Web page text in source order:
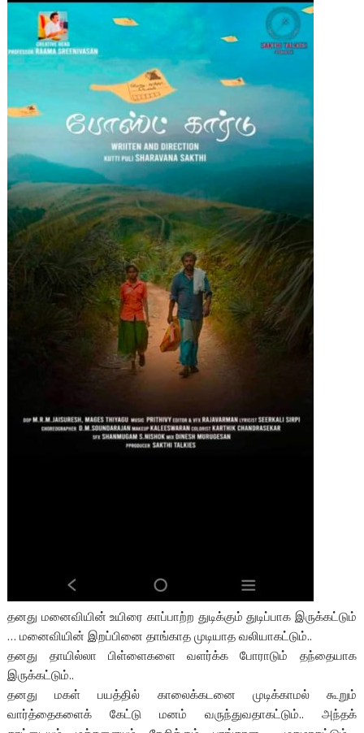
தனது மனைவியின் உயிரை காப்பாற்ற துடிக்கும் துடிப்பாக இருக்கட்டும்
… மனைவியின் இறப்பினை தாங்காத முடியாத வலியாகட்டும்..
தனது தாயில்லா பிள்ளைகளை வளர்க்க போராடும் தந்தையாக
இருக்கட்டும்..
தனது மகள் பயத்தில் காலைக்கடனை முடிக்காமல் கூறும்
வார்த்தைகளைக் கேட்டு மனம் வருந்துவதாகட்டும்.. அந்தக்